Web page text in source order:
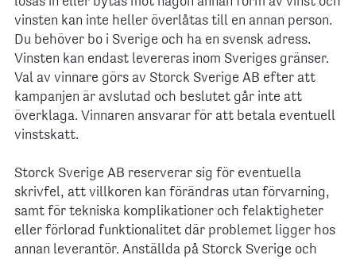
vinsten kan inte heller överlåtas till en annan person.
Du behöver bo i Sverige och ha en svensk adress.
Vinsten kan endast levereras inom Sveriges gränser.
Val av vinnare görs av Storck Sverige AB efter att
kampanjen är avslutad och beslutet går inte att
överklaga. Vinnaren ansvarar för att betala eventuell
vinstskatt.
Storck Sverige AB reserverar sig för eventuella
skrivfel, att villkoren kan förändras utan förvarning,
samt för tekniska komplikationer och felaktigheter
eller förlorad funktionalitet där problemet ligger hos
annan leverantör. Anställda på Storck Sverige och